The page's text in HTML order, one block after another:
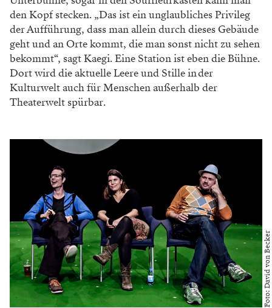
den Kopf stecken. „Das ist ein unglaubliches Privileg
der Aufführung, dass man allein durch dieses Gebäude
geht und an Orte kommt, die man sonst nicht zu sehen
bekommt“, sagt Kaegi. Eine Station ist eben die Bühne.
Dort wird die aktuelle Leere und Stille in der
Kulturwelt auch für Menschen außerhalb der
Theaterwelt spürbar.
Foto: David von Becker